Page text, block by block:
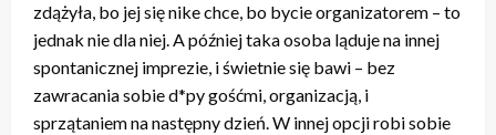
zdążyła, bo jej się nike chce, bo bycie organizatorem – to
jednak nie dla niej. A później taka osoba ląduje na innej
spontanicznej imprezie, i świetnie się bawi – bez
zawracania sobie d*py gośćmi, organizacją, i
sprzątaniem na następny dzień. W innej opcji robi sobie